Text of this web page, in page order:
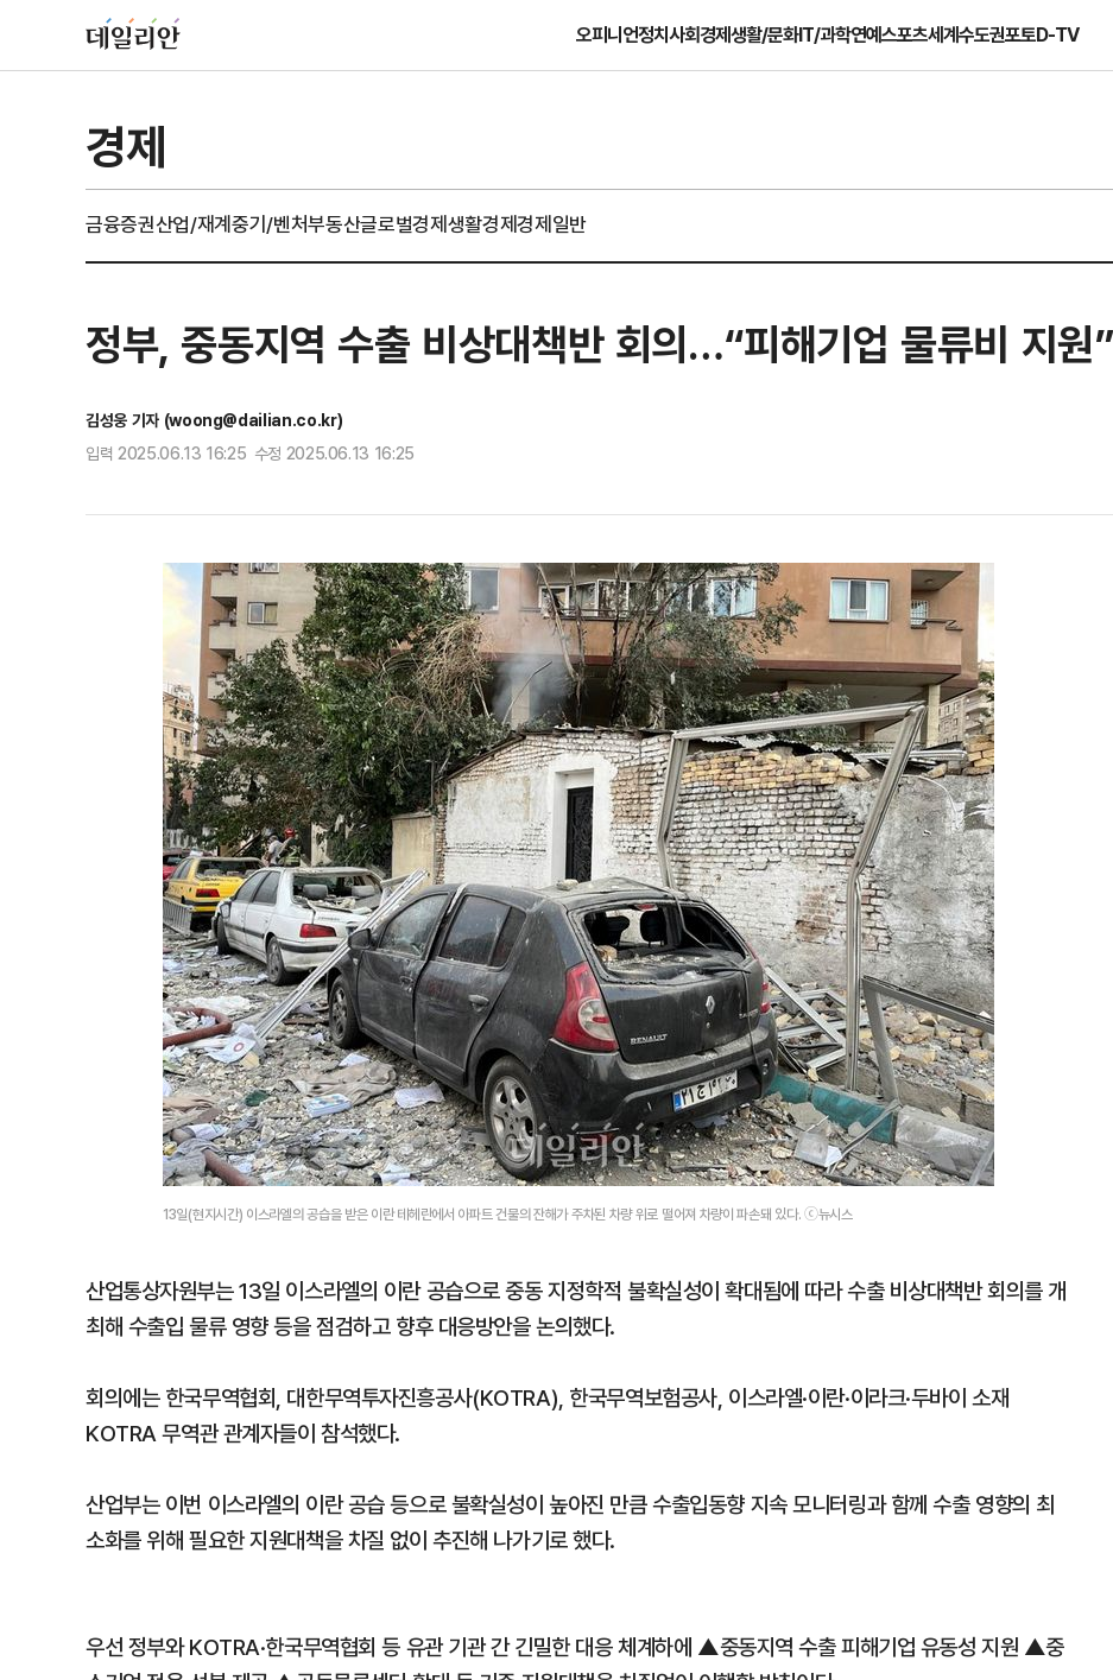
오피니언정치사회경제생활/문화IT/과학연예스포츠세계수도권포토D-TV
경제
금융증권산업/재계중기/벤처부동산글로벌경제생활경제경제일반
정부, 중동지역 수출 비상대책반 회의…“피해기업 물류비 지원”
김성웅 기자 (woong@dailian.co.kr)
입력 2025.06.13 16:25 수정 2025.06.13 16:25
13일(현지시간) 이스라엘의 공습을 받은 이란 테헤란에서 아파트 건물의 잔해가 주차된 차량 위로 떨어져 차량이 파손돼 있다. ⓒ뉴시스
산업통상자원부는 13일 이스라엘의 이란 공습으로 중동 지정학적 불확실성이 확대됨에 따라 수출 비상대책반 회의를 개
최해 수출입 물류 영향 등을 점검하고 향후 대응방안을 논의했다.
회의에는 한국무역협회, 대한무역투자진흥공사(KOTRA), 한국무역보험공사, 이스라엘·이란·이라크·두바이 소재
KOTRA 무역관 관계자들이 참석했다.
산업부는 이번 이스라엘의 이란 공습 등으로 불확실성이 높아진 만큼 수출입동향 지속 모니터링과 함께 수출 영향의 최
소화를 위해 필요한 지원대책을 차질 없이 추진해 나가기로 했다.
우선 정부와 KOTRA·한국무역협회 등 유관 기관 간 긴밀한 대응 체계하에 ▲중동지역 수출 피해기업 유동성 지원 ▲중
1
"편해서 매일 신었는데"...전문가가 경
'크록스'의 숨은 위험
2
송영길·김민석, '조희대 탄핵' 외치자…
법사위원들 "즉시 대법관 제청하라"
3
하닉 프리마켓 하한가 논란에…NXT
일부터 상·하한가 주문금지"
4
[속보] 노원구 40.2도…서울, 2018년
후 첫 40도
5
"기아차가 날 살려"…'굿 윌 헌팅' 여배
교통사고때 타고 있던 차는?